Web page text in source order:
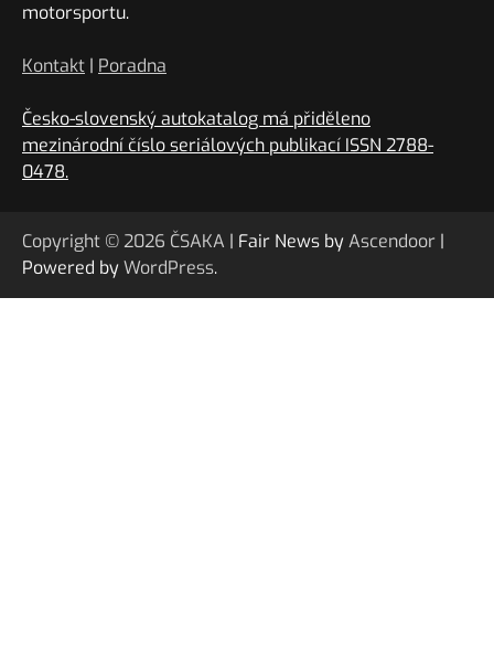
motorsportu.
Kontakt | Poradna
Česko-slovenský autokatalog má přiděleno
mezinárodní číslo seriálových publikací ISSN 2788-
0478.
Copyright © 2026 ČSAKA | Fair News byAscendoor |
Powered byWordPress.